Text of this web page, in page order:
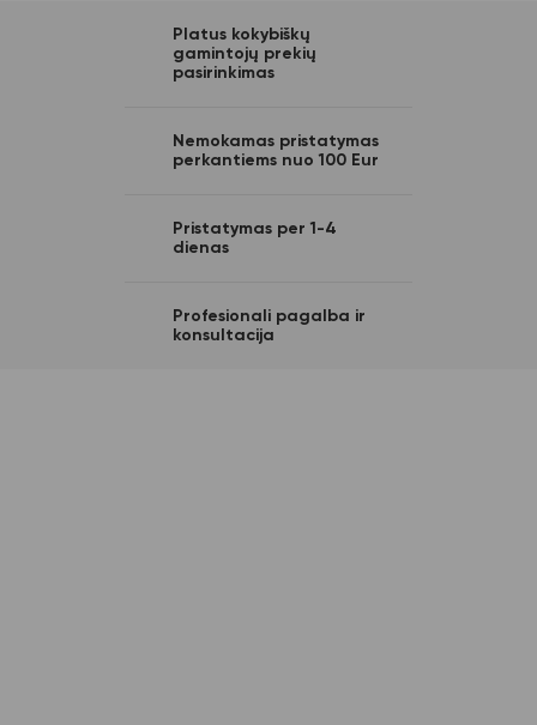
Platus kokybiškų
gamintojų prekių
pasirinkimas
Nemokamas pristatymas
perkantiems nuo 100 Eur
Pristatymas per 1-4
dienas
Profesionali pagalba ir
konsultacija